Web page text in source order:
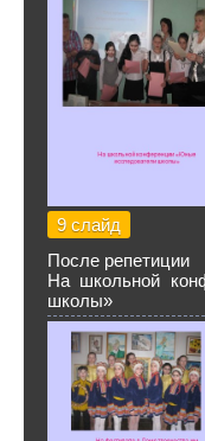
9 слайд
После репетиции
На школьной
школы»